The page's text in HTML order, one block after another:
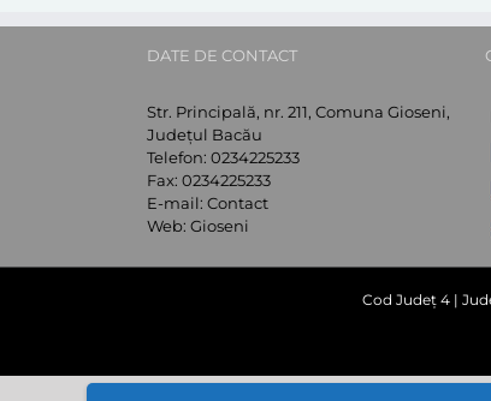
DATE DE CONTACT
Str. Principală, nr. 211, Comuna Gioseni,
Județul Bacău
Telefon: 0234225233
Fax: 0234225233
E-mail: Contact
Web: Gioseni
Cod Județ 4 |